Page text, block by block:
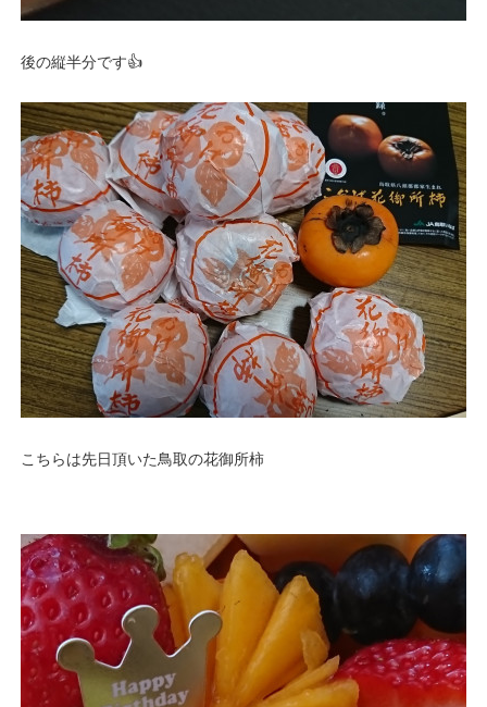
後の縦半分です👍
こちらは先日頂いた鳥取の花御所柿